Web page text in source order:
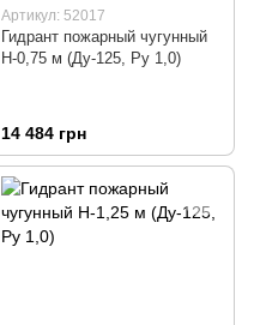
Артикул: 52017
Гидрант пожарный чугунный
Н-0,75 м (Ду-125, Ру 1,0)
14 484 грн